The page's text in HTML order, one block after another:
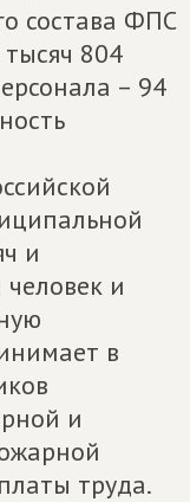
состава ФПС
804
– 94
и
и
в
и
труда.